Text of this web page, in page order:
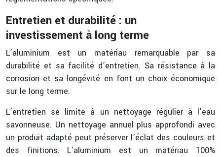
Entretien et durabilité : un
investissement à long terme
L’aluminium est un matériau remarquable par sa
durabilité et sa facilité d’entretien. Sa résistance à la
corrosion et sa longévité en font un choix économique
sur le long terme.
L’entretien se limite à un nettoyage régulier à l’eau
savonneuse. Un nettoyage annuel plus approfondi avec
un produit adapté peut préserver l’éclat des couleurs et
des finitions. L’aluminium est un matériau 100%